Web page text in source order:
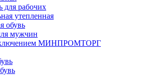
для рабочих
утепленная
обувь
мужчин
МИНПРОМТОРГ